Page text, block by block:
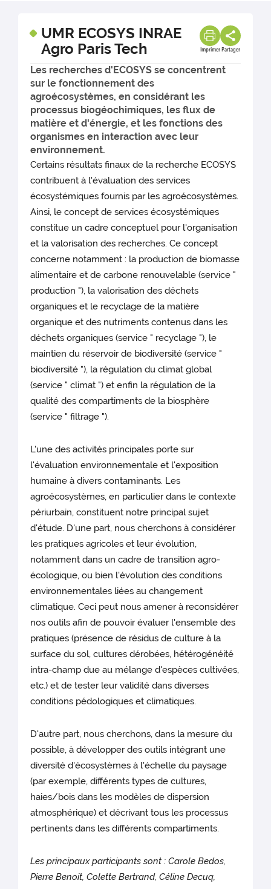
UMR ECOSYS INRAE
Agro Paris Tech
Imprimer Partager
Les recherches d'ECOSYS se concentrent
sur le fonctionnement des
agroécosystèmes, en considérant les
processus biogéochimiques, les flux de
matière et d'énergie, et les fonctions des
organismes en interaction avec leur
environnement.
Certains résultats finaux de la recherche ECOSYS
contribuent à l'évaluation des services
écosystémiques fournis par les agroécosystèmes.
Ainsi, le concept de services écosystémiques
constitue un cadre conceptuel pour l'organisation
et la valorisation des recherches. Ce concept
concerne notamment : la production de biomasse
alimentaire et de carbone renouvelable (service "
production "), la valorisation des déchets
organiques et le recyclage de la matière
organique et des nutriments contenus dans les
déchets organiques (service " recyclage "), le
maintien du réservoir de biodiversité (service "
biodiversité "), la régulation du climat global
(service " climat ") et enfin la régulation de la
qualité des compartiments de la biosphère
(service " filtrage ").
L'une des activités principales porte sur
l'évaluation environnementale et l'exposition
humaine à divers contaminants. Les
agroécosystèmes, en particulier dans le contexte
périurbain, constituent notre principal sujet
d'étude. D'une part, nous cherchons à considérer
les pratiques agricoles et leur évolution,
notamment dans un cadre de transition agro-
écologique, ou bien l'évolution des conditions
environnementales liées au changement
climatique. Ceci peut nous amener à reconsidérer
nos outils afin de pouvoir évaluer l'ensemble des
pratiques (présence de résidus de culture à la
surface du sol, cultures dérobées, hétérogénéité
intra-champ due au mélange d'espèces cultivées,
etc.) et de tester leur validité dans diverses
conditions pédologiques et climatiques.
D'autre part, nous cherchons, dans la mesure du
possible, à développer des outils intégrant une
diversité d'écosystèmes à l'échelle du paysage
(par exemple, différents types de cultures,
haies/bois dans les modèles de dispersion
atmosphérique) et décrivant tous les processus
pertinents dans les différents compartiments.
Les principaux participants sont : Carole Bedos,
Pierre Benoit, Colette Bertrand, Céline Decuq,